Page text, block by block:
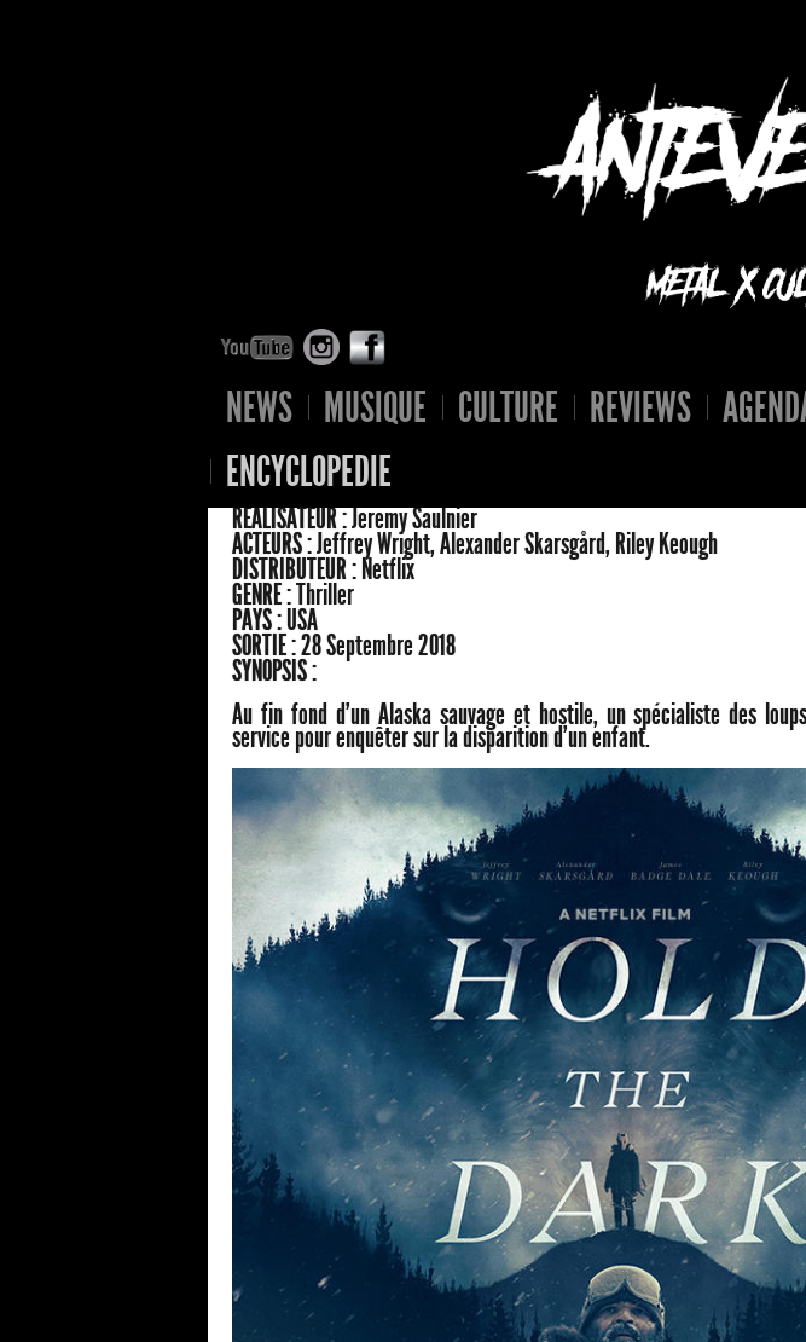
NEWS MUSIQUE CULTURE REVIEWS
ENCYCLOPEDIE
RÉALISATEUR :Jeremy Saulnier
ACTEURS :Jeffrey Wright, Alexander Skarsgård, Riley Keough
DISTRIBUTEUR : Netflix
GENRE :Thriller
PAYS :USA
SORTIE :28 Septembre 2018
SYNOPSIS :
Au fin fond d'un Alaska sauvage et hostile, un spécialiste des
service pour enquêter sur la disparition d'un enfant.